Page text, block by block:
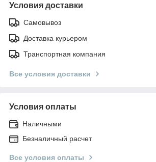
Условия доставки
Самовывоз
Доставка курьером
Транспортная компания
Все условия доставки
Условия оплаты
Наличными
Безналичный расчет
Все условия оплаты